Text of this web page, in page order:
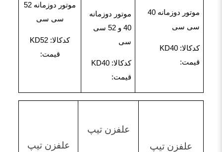
موتور دوزمانه 40
سی سی
کدکالا: KD40
قیمت:
موتور دوزمانه
40 و 52 سی
سی
کدکالا: KD40
قیمت:
موتور دوزمانه 52
سی سی
کدکالا: KD52
قیمت:
علفزن تیپ
علفزن تیپ
علفزن تیپ